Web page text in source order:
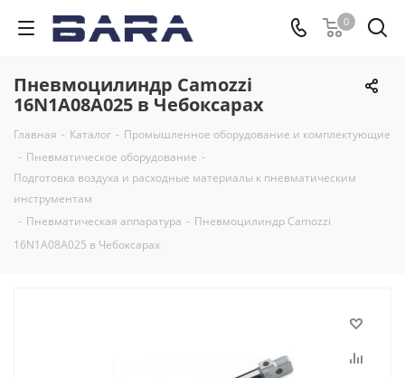
0
Пневмоцилиндр Camozzi
16N1A08A025 в Чебоксарах
Главная - Каталог - Промышленное оборудование и комплектующие
- Пневматическое оборудование -
Подготовка воздуха и расходные материалы к пневматическим
инструментам
- Пневматическая аппаратура - Пневмоцилиндр Camozzi
16N1A08A025 в Чебоксарах